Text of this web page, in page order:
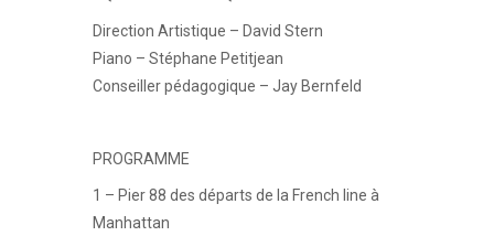
Direction Artistique – David Stern
Piano – Stéphane Petitjean
Conseiller pédagogique – Jay Bernfeld
PROGRAMME
1 – Pier 88 des départs de la French line à
Manhattan